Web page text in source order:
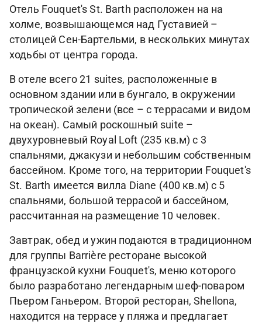
Отель Fouquet's St. Barth расположен на на
холме, возвышающемся над Густавией –
столицей Сен-Бартельми, в нескольких минутах
ходьбы от центра города.
В отеле всего 21 suites, расположенные в
основном здании или в бунгало, в окружении
тропической зелени (все – с террасами и видом
на океан). Самый роскошный suite –
двухуровневый Royal Loft (235 кв.м) с 3
спальнями, джакузи и небольшим собственным
бассейном. Кроме того, на территории Fouquet's
St. Barth имеется вилла Diane (400 кв.м) с 5
спальнями, большой террасой и бассейном,
рассчитанная на размещение 10 человек.
Завтрак, обед и ужин подаются в традиционном
для группы Barrière ресторане высокой
французской кухни Fouquet's, меню которого
было разработано легендарным шеф-поваром
Пьером Ганьером. Второй ресторан, Shellona,
находится на террасе у пляжа и предлагает